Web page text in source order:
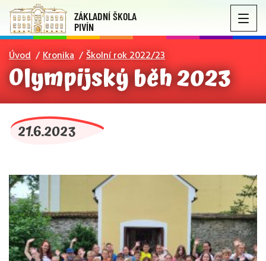
ZÁKLADNÍ ŠKOLA
PIVÍN
Úvod Kronika Školní rok 2022/23
Olympijský běh 2023
21.6.2023